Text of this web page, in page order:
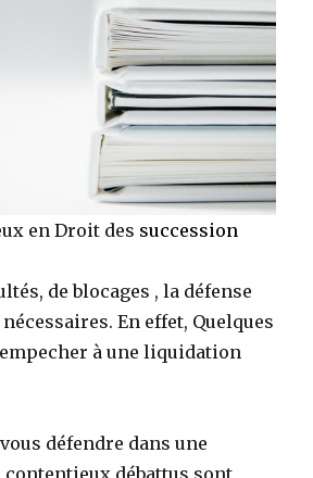
en Droit des succession
de blocages , la défense
En effet, Quelques
à une liquidation
défendre dans une
contentieux débattus sont